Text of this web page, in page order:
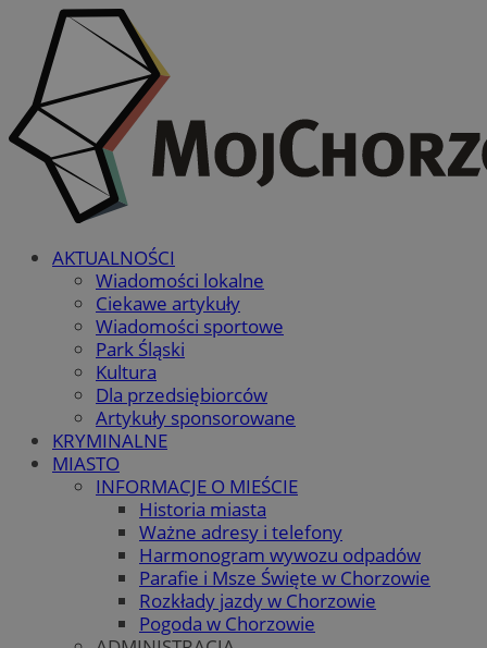
AKTUALNOŚCI
Wiadomości lokalne
Ciekawe artykuły
Wiadomości sportowe
Park Śląski
Kultura
Dla przedsiębiorców
Artykuły sponsorowane
KRYMINALNE
MIASTO
INFORMACJE O MIEŚCIE
Historia miasta
Ważne adresy i telefony
Harmonogram wywozu odpadów
Parafie i Msze Święte w Chorzowie
Rozkłady jazdy w Chorzowie
Pogoda w Chorzowie